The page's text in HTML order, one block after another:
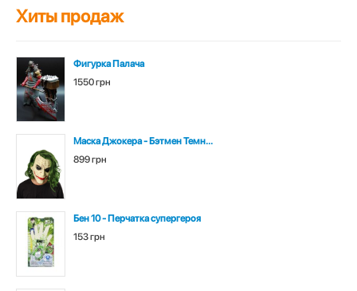
Хиты продаж
Фигурка Палача
1550 грн
Маска Джокера - Бэтмен Темн...
899 грн
Бен 10 - Перчатка супергероя
153 грн